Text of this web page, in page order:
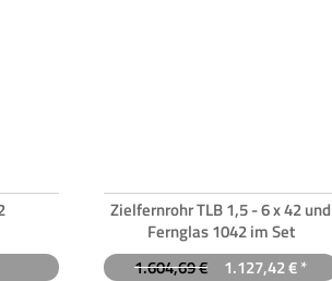
Zielfernrohr TLB 1,5 - 6 x 42 und
Fernglas 1042 im Set
1.604,69 €
1.127,42 € *